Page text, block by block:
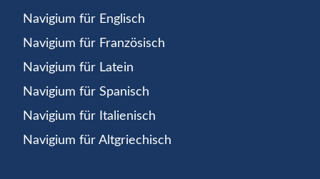
Navigium für Englisch
Navigium für Französisch
Navigium für Latein
Navigium für Spanisch
Navigium für Italienisch
Navigium für Altgriechisch